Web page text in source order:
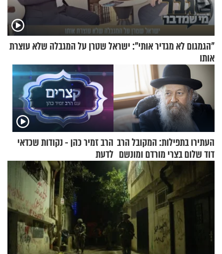
"הגמגום לא מגדיר אותי": ישראל שטרן על המגבלה שלא עוצרת
אותו
העתירו בתפילות: המקובל הרב
דוד שלום בצרי מורדם ומונשם
הרב זמיר כהן - נקודות שכדאי
לדעת